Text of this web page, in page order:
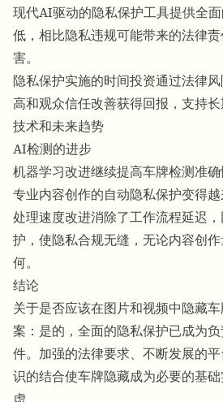
现代AI驱动的隐私保护工具提供全
低，相比隐私违规可能带来的法律
害。
隐私保护实施的时间投资通过法律
高和观众信任改善获得回报，支持长
技术和未来趋势
AI检测的进步
机器学习改进继续提高车牌检测准
专业内容创作的自动隐私保护变得越
处理速度改进消除了工作流程延迟
护，使隐私合规无缝，无论内容创
何。
结论
关于是否应该在图片和视频中隐藏
案：是的，全面的隐私保护已成为
件。加强的法律要求、不断发展的
识的结合使车牌隐藏成为必要的基